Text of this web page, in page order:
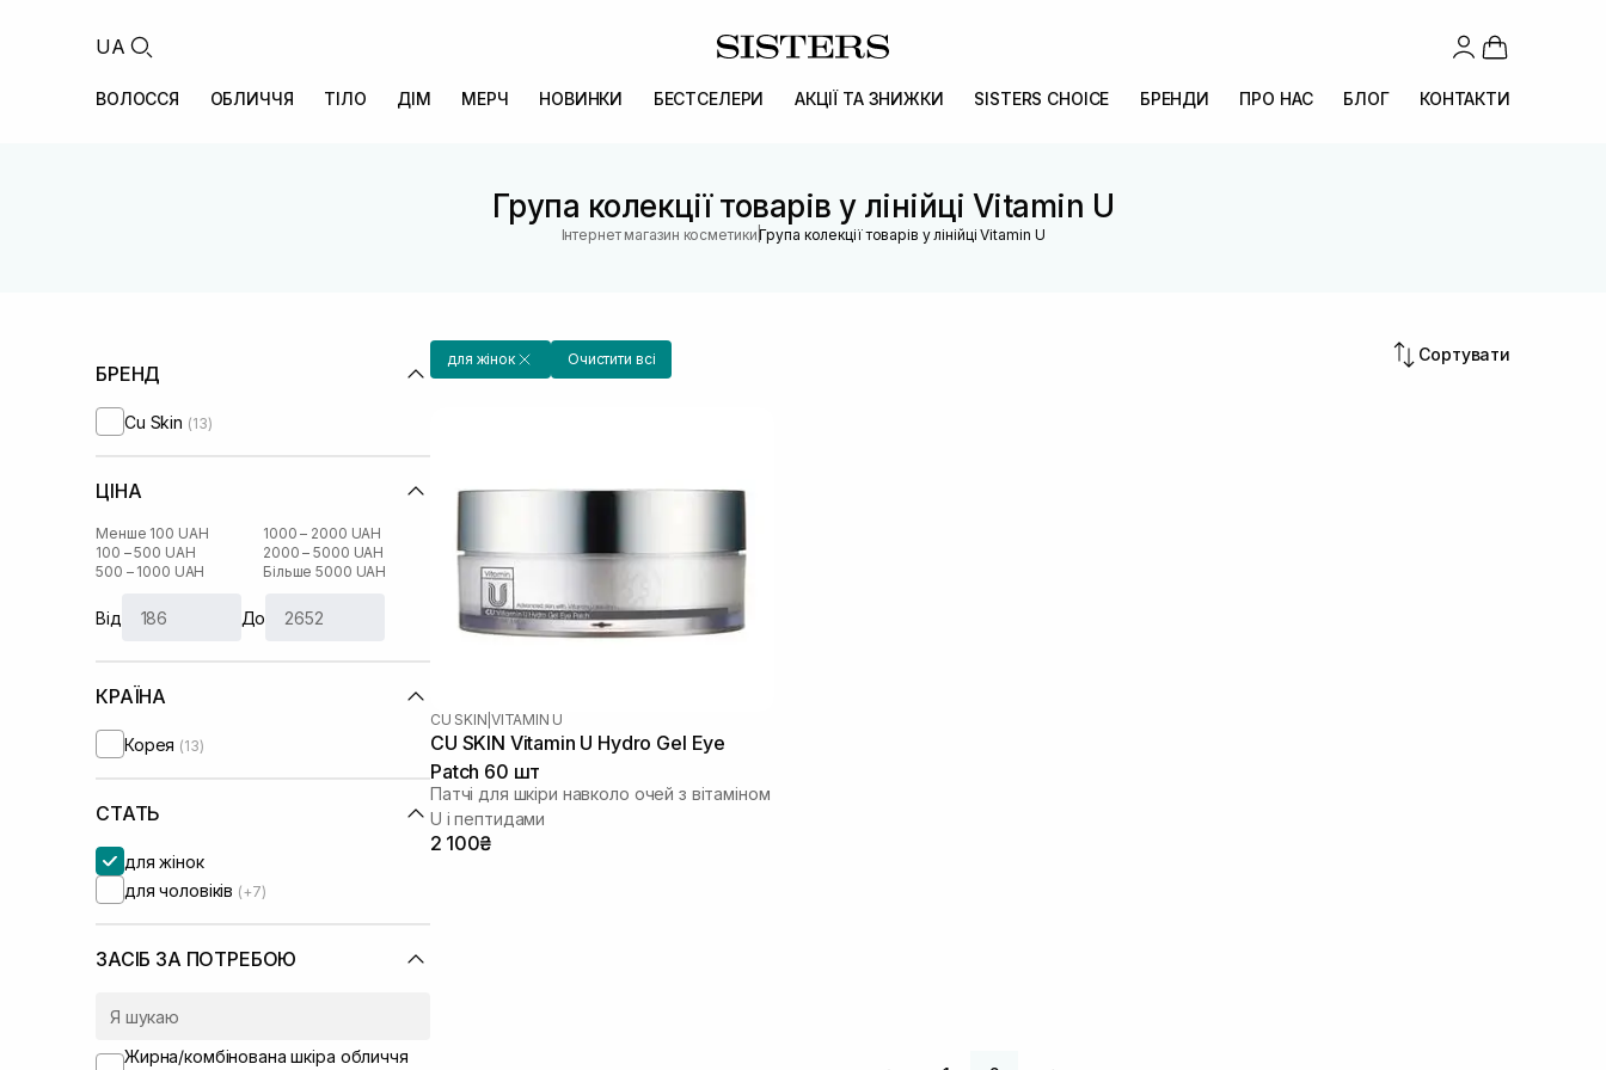
UA
ВОЛОССЯ ОБЛИЧЧЯ ТІЛО ДІМ МЕРЧ НОВИНКИ БЕСТСЕЛЕРИ АКЦІЇ ТА ЗНИЖКИ SISTERS CHOICE БРЕНДИ ПРО НАС БЛОГ КОНТАКТИ
Група колекції товарів у лінійці Vitamin U
Інтернет магазин косметики |Група колекції товарів у лінійці Vitamin U
БРЕНД
Cu Skin (13)
ЦІНА
Менше 100 UAH
100 – 500 UAH
500 – 1000 UAH
1000 – 2000 UAH
2000 – 5000 UAH
Більше 5000 UAH
Від До
КРАЇНА
Корея (13)
СТАТЬ
для жінок
для чоловіків (+7)
ЗАСІБ ЗА ПОТРЕБОЮ
Жирна/комбінована шкіра обличчя
для жінок Очистити всі Сортувати
CU SKIN |VITAMIN U
CU SKIN Vitamin U Hydro Gel Eye
Patch 60 шт
Патчі для шкіри навколо очей з вітаміном
U і пептидами
2 100₴